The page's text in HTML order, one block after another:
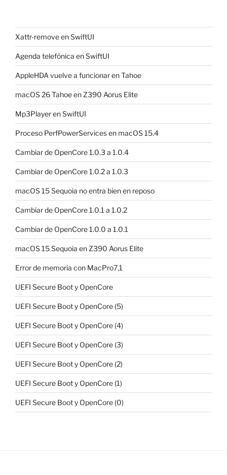
Xattr-remove en SwiftUI
Agenda telefónica en SwiftUI
AppleHDA vuelve a funcionar en Tahoe
macOS 26 Tahoe en Z390 Aorus Elite
Mp3Player en SwiftUI
Proceso PerfPowerServices en macOS 15.4
Cambiar de OpenCore 1.0.3 a 1.0.4
Cambiar de OpenCore 1.0.2 a 1.0.3
macOS 15 Sequoia no entra bien en reposo
Cambiar de OpenCore 1.0.1 a 1.0.2
Cambiar de OpenCore 1.0.0 a 1.0.1
macOS 15 Sequoia en Z390 Aorus Elite
Error de memoria con MacPro7,1
UEFI Secure Boot y OpenCore
UEFI Secure Boot y OpenCore (5)
UEFI Secure Boot y OpenCore (4)
UEFI Secure Boot y OpenCore (3)
UEFI Secure Boot y OpenCore (2)
UEFI Secure Boot y OpenCore (1)
UEFI Secure Boot y OpenCore (0)